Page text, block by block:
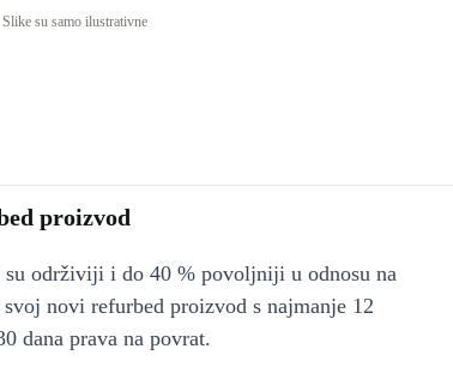
Slike su samo ilustrativne
proizvod
održiviji i do 40 % povoljniji u odnosu na
novi refurbed proizvod s najmanje 12
dana prava na povrat.